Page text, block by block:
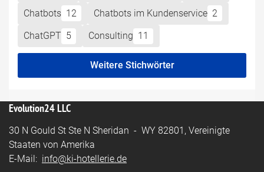
Chatbots 12 Chatbots im Kundenservice 2
ChatGPT 5 Consulting 11
Weitere Stichwörter
Evolution24 LLC
30 N Gould St Ste N Sheridan - WY 82801, Vereinigte
Staaten von Amerika
E-Mail: info@ki-hotellerie.de